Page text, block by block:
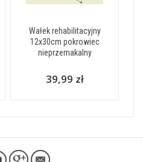
Wałek rehabilitacyjny
12x30cm pokrowiec
nieprzemakalny
39,99 zł